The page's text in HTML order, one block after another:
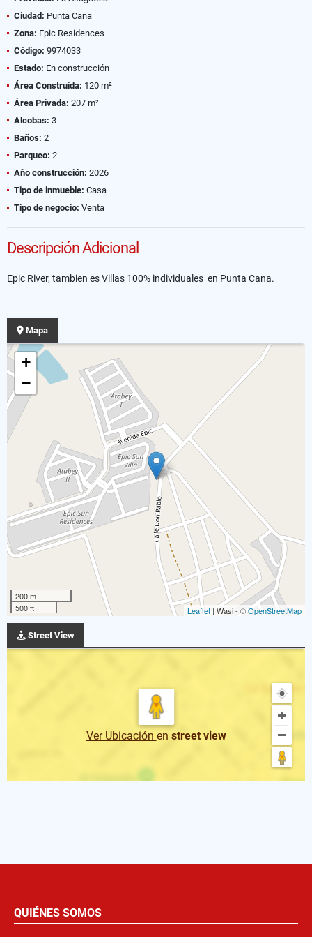
Ciudad: Punta Cana
Zona: Epic Residences
Código: 9974033
Estado: En construcción
Área Construida: 120 m²
Área Privada: 207 m²
Alcobas: 3
Baños: 2
Parqueo: 2
Año construcción: 2026
Tipo de inmueble: Casa
Tipo de negocio: Venta
Descripción Adicional
Epic River, tambien es Villas 100% individuales en Punta Cana.
Mapa
+
−
200 m
500 ft
Leaflet | Wasi - ©OpenStreetMap
Street View
Ver Ubicación en street view
QUIÉNES SOMOS